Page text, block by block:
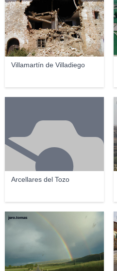
Villamartín de Villadiego
Arcellares del Tozo
jero.tomas